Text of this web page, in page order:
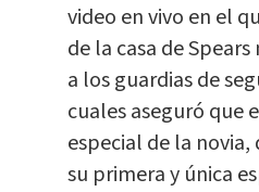
video en vivo en el
de la casa de
a los guardias de
cuales aseguró que
especial de la
su primera y única